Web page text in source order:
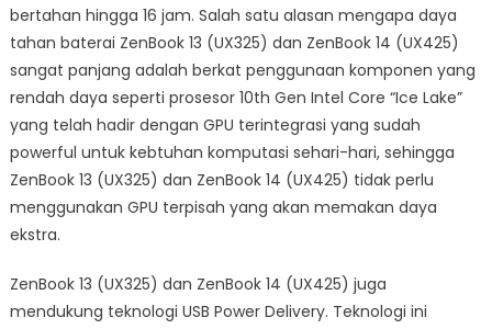
bertahan hingga 16 jam. Salah satu alasan mengapa daya
tahan baterai ZenBook 13 (UX325) dan ZenBook 14 (UX425)
sangat panjang adalah berkat penggunaan komponen yang
rendah daya seperti prosesor 10th Gen Intel Core “Ice Lake”
yang telah hadir dengan GPU terintegrasi yang sudah
powerful untuk kebtuhan komputasi sehari-hari, sehingga
ZenBook 13 (UX325) dan ZenBook 14 (UX425) tidak perlu
menggunakan GPU terpisah yang akan memakan daya
ekstra.
ZenBook 13 (UX325) dan ZenBook 14 (UX425) juga
mendukung teknologi USB Power Delivery. Teknologi ini